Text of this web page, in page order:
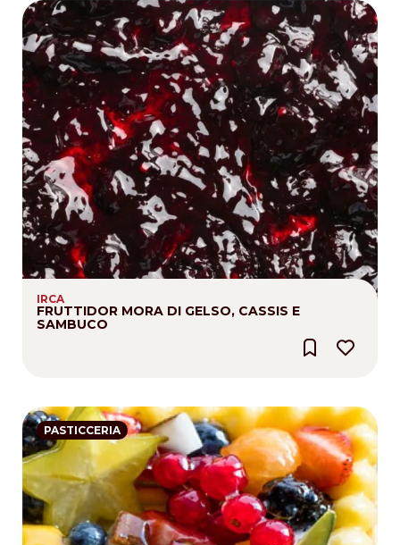
IRCA
FRUTTIDOR MORA DI GELSO, CASSIS E
SAMBUCO
PASTICCERIA